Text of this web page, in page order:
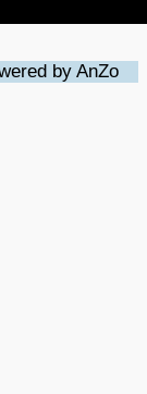
by AnZo